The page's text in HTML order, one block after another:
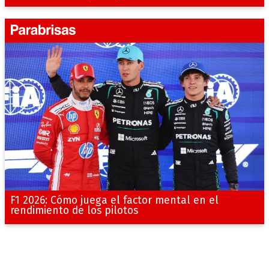
F1 2026: Cómo juega el factor mental en el
rendimiento de los pilotos